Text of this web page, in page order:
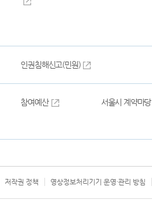
인권침해신고(민원)
참여예산
서울시 계약마당
저작권 정책 영상정보처리기기 운영·관리 방침